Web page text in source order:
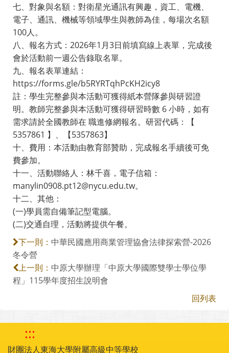
七、對象與名額：對衛星光通訊有興趣，資工、電機、
電子、通訊、機械等領域學生與教師為佳，每場次名額
100人。
八、報名方式：2026年1月3日前填寫線上表單，完成後
會於活動前一週公告錄取名單。
九、報名表單連結：
https://forms.gle/b5RYRTqhPcKH2icy8
註：學生完整參與本活動可獲得紙本營隊參與研習證
明。教師完整參與本活動可獲得研習時數 6 小時，如有
需求請於全國教師在 職進修網報名。研習代碼：【
5357861 】、【5357863】
十、費用：本活動由教育部贊助，完成報名手續後可免
費參加。
十一、活動聯絡人：林千喜，電子信箱：
manylin0908.pt12@nycu.edu.tw。
十二、其他：
(一)學員需自備筆記型電腦。
(二)交通自理，活動將提供午餐。
下一則： 中華民國應用商業管理協會法律探索營-2026
冬令營
上一則： 中原大學辦理「中原大學國際雙學士學位學
程」115學年度招生說明會
回列表
:::
財團法人東海大學附屬高級中等學校